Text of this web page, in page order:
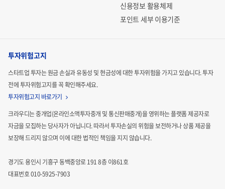
신용정보 활용체제
포인트 세부 이용기준
투자위험고지
스타트업 투자는 원금 손실과 유동성 및 현금성에 대한 투자위험을 가지고 있습니다.투자
전에 투자위험고지를 꼭 확인해주세요.
투자위험고지 바로가기
크라우디는 중개업(온라인소액투자중개 및 통신판매중개)을 영위하는 플랫폼 제공자로
자금을 모집하는당사자가 아닙니다. 따라서 투자손실의 위험을 보전하거나 상품 제공을
보장해 드리지 않으며 이에 대한 법적인 책임을 지지 않습니다.
경기도 용인시 기흥구 동백중앙로 191 8층 이861호
대표번호 010-5925-7903